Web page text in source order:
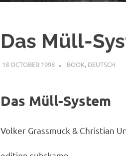
Das Müll-
18 OCTOBER 1998 VGRASS
BOOK, DEUTSCH
Das Müll-System
Volker Grassmuck & Christian